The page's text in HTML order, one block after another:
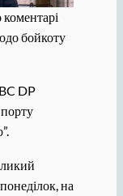
бойкоту
DP
на